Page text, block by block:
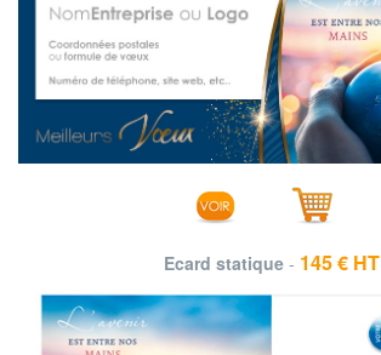
Ecard statique - 145 € HT